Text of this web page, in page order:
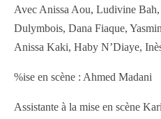
Avec Anissa Aou, Ludivine
Dulymbois, Dana Fiaque,
Anissa Kaki, Haby N’Diaye,
%ise en scène : Ahmed Madani
Assistante à la mise en scène